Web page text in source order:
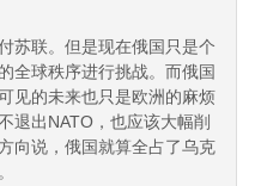
苏联。但是现在俄国只是个
全球秩序进行挑战。而俄国
见的未来也只是欧洲的麻烦
退出NATO，也应该大幅削
向说，俄国就算全占了乌克